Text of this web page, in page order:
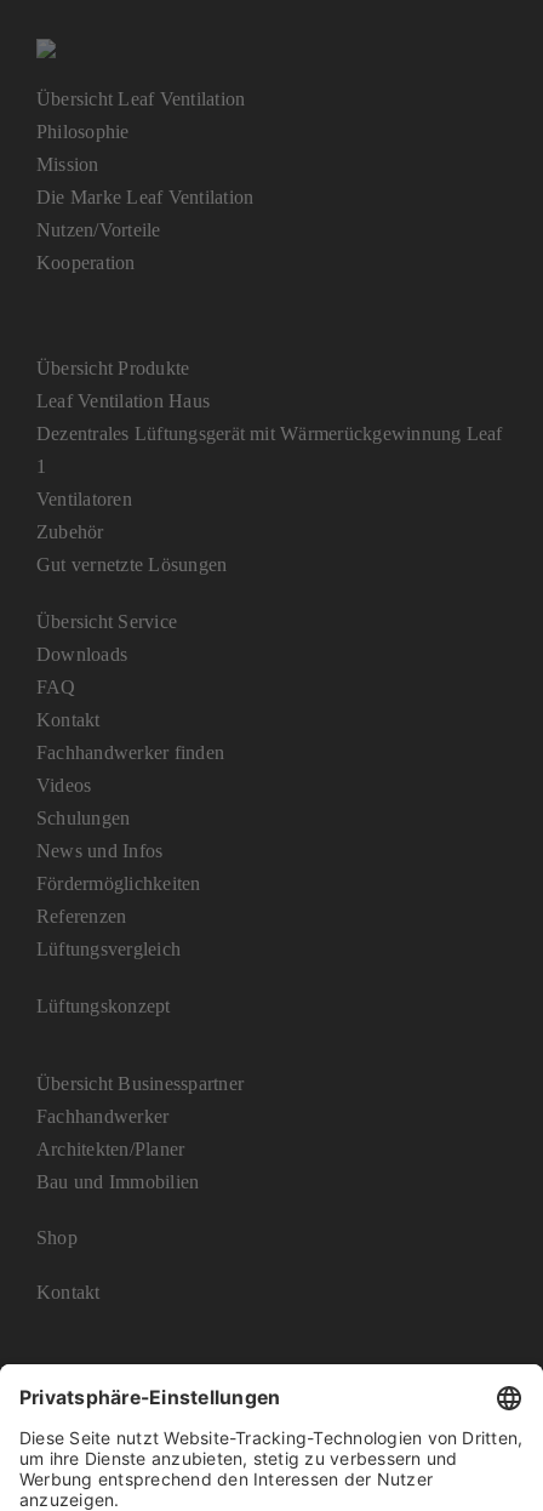
Übersicht Leaf Ventilation
Philosophie
Mission
Die Marke Leaf Ventilation
Nutzen/Vorteile
Kooperation
Übersicht Produkte
Leaf Ventilation Haus
Dezentrales Lüftungsgerät mit Wärmerückgewinnung Leaf
1
Ventilatoren
Zubehör
Gut vernetzte Lösungen
Übersicht Service
Downloads
FAQ
Kontakt
Fachhandwerker finden
Videos
Schulungen
News und Infos
Fördermöglichkeiten
Referenzen
Lüftungsvergleich
Lüftungskonzept
Übersicht Businesspartner
Fachhandwerker
Architekten/Planer
Bau und Immobilien
Shop
Kontakt